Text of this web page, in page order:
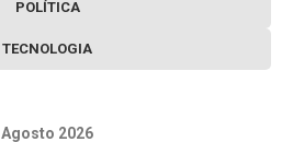
POLÍTICA
TECNOLOGIA
Agosto 2026